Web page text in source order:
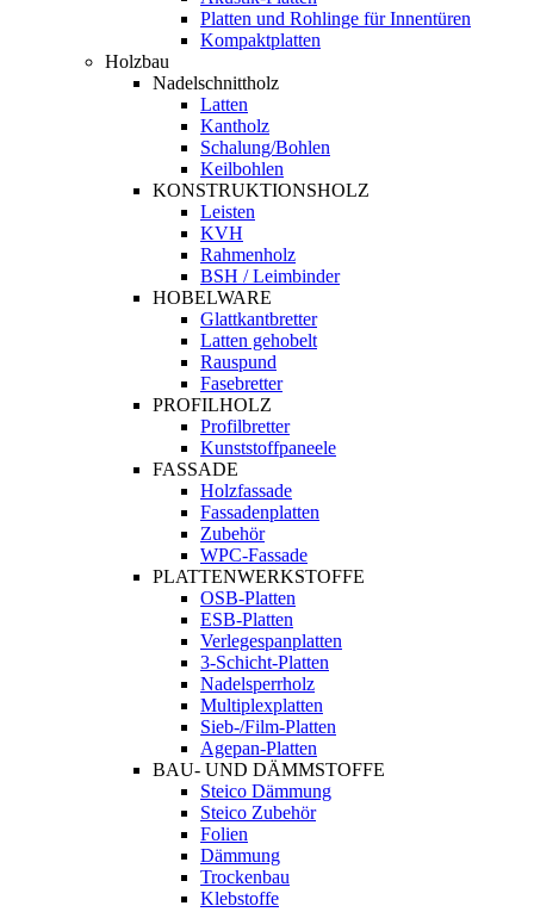
Platten und Rohlinge für Innentüren
Kompaktplatten
Holzbau
Nadelschnittholz
Latten
Kantholz
Schalung/Bohlen
Keilbohlen
KONSTRUKTIONSHOLZ
Leisten
KVH
Rahmenholz
BSH / Leimbinder
HOBELWARE
Glattkantbretter
Latten gehobelt
Rauspund
Fasebretter
PROFILHOLZ
Profilbretter
Kunststoffpaneele
FASSADE
Holzfassade
Fassadenplatten
Zubehör
WPC-Fassade
PLATTENWERKSTOFFE
OSB-Platten
ESB-Platten
Verlegespanplatten
3-Schicht-Platten
Nadelsperrholz
Multiplexplatten
Sieb-/Film-Platten
Agepan-Platten
BAU- UND DÄMMSTOFFE
Steico Dämmung
Steico Zubehör
Folien
Dämmung
Trockenbau
Klebstoffe